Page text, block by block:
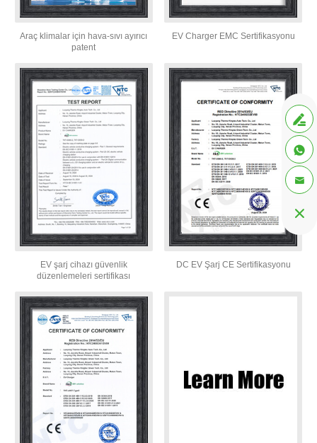
Araç klimalar için hava-sıvı ayırıcı
patent
EV Charger EMC Sertifikasyonu
EV şarj cihazı güvenlik
düzenlemeleri sertifikası
DC EV Şarj CE Sertifikasyonu



